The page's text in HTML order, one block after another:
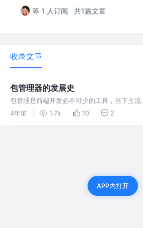
等 1 人订阅 共1篇文章
收录文章
包管理器的发展史
包管理是前端开发必不可少的工具，当下主流
管理工具包括：`npm`、`yarn`、`pnpm`。每
4年前 1.7k 10 2
APP内打开